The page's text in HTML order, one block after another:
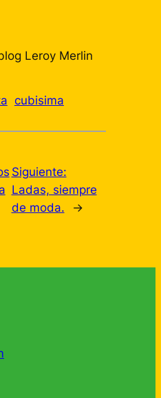
Leroy Merlin
cubisima
Siguiente:
Ladas, siempre
de moda.
→